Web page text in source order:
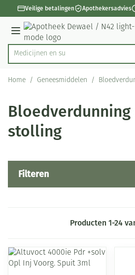
Ga naar de inhoud
1 van 1Veilige betalingen Apothekersadvies
Menu
Product, merk, categorie...
Home / Geneesmiddelen /
Bloedverdunning
stolling
Filteren
Producten 1-24